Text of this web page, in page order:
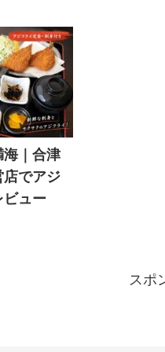
海｜合津
店でアジ
ビュー
スポ